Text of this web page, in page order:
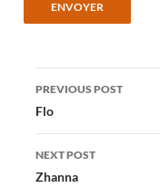
Post
navigation
PREVIOUS POST
Flo
NEXT POST
Zhanna